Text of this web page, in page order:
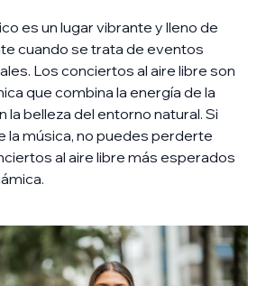
es un lugar vibrante y lleno de
cuando se trata de eventos
Los conciertos al aire libre son
que combina la energía de la
la belleza del entorno natural. Si
la música, no puedes perderte
al aire libre más esperados